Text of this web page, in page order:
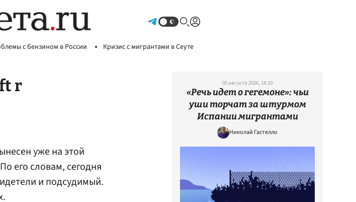
с бензином в России Кризис с мигрантами в Сеуте
r
уже на этой
его словам, сегодня
и подсудимый.
05 августа 2026, 18:10
«Речь идет о гегемоне»: чьи
уши торчат за штурмом
Испании мигрантами
Николай Гастелло